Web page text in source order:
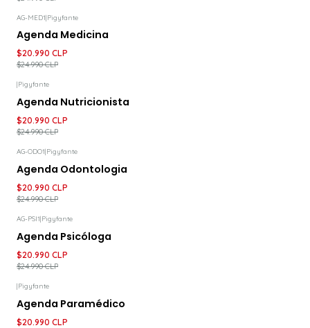
DESCUENTO
AG-MED1|Pigyfante
Agenda Medicina
$20.990 CLP
$24.990 CLP
DESCUENTO
|Pigyfante
Agenda Nutricionista
$20.990 CLP
$24.990 CLP
DESCUENTO
AG-ODO1|Pigyfante
Agenda Odontologia
$20.990 CLP
$24.990 CLP
DESCUENTO
AG-PSI1|Pigyfante
Agenda Psicóloga
$20.990 CLP
$24.990 CLP
DESCUENTO
|Pigyfante
Agenda Paramédico
$20.990 CLP